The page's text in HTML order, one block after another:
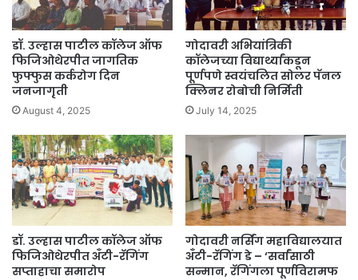
डॉ. उल्हास पाटील कॉलेज ऑफ
फिजिओथेरपीत जागतिक
फुफ्फुस कर्करोग दिन
जनजागृती
August 4, 2025
गोदावरी अभियांत्रिकी
कॉलेजच्या विद्यार्थ्यांकडून
पूर्णपणे स्वयंचलित सोलर पॅनल
क्लिनर रोबोची निर्मिती
July 14, 2025
डॉ. उल्हास पाटील कॉलेज ऑफ
फिजिओथेरपीत अँटी-रॅगिंग
सप्ताहाचा समारोप
गोदावरी नर्सिंग महाविद्यालयात
अँटी-रॅगिंग डे – ‘सर्वांसाठी
सन्मान, रॅगिंगला पूर्णविरामफ